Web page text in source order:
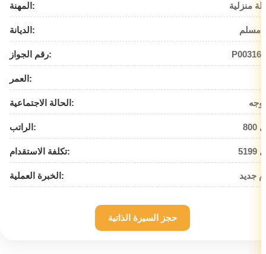
المهنة: منزلية
الديانة: مسلم
رقم الجواز:
العمر:
الحالة الاجتماعية:
الراتب:
تكلفة الاستقدام:
الخبرة العملية: جديد
حجز السيرة الذاتية